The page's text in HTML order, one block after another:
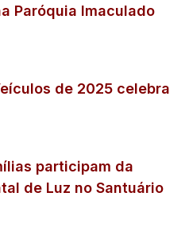
Paróquia Imaculado
de 2025 celebra
participam da
de Luz no Santuário